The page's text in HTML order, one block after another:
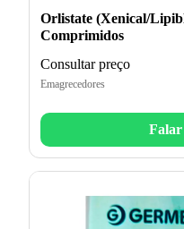
Orlistate (Xenical/
Comprimidos
Consultar preço
Emagrecedores